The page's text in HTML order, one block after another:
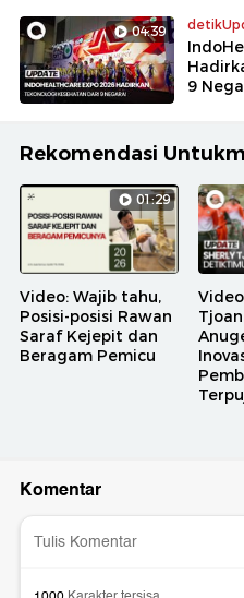
04:39
9
Rekomendasi
01:29
Video: Wajib tahu,
Posisi-posisi Rawan
Saraf Kejepit dan
Beragam Pemicu